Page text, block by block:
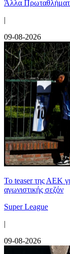
Άλλα
|
09-08-2026
Το teaser της ΑΕΚ
αγωνιστικής σεζόν
Super League
|
09-08-2026